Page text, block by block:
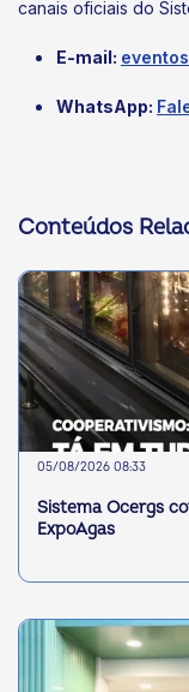
canais oficiais do
E-mail:
WhatsApp:
Conteúdos
05/08/2026 08:33
Sistema Ocergs
ExpoAgas